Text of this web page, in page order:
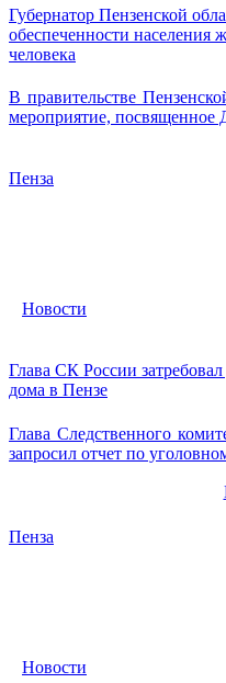
Губернатор Пензенской
обеспеченности населения
человека
В правительстве
мероприятие, посвященное
Пенза
Новости
Глава СК России
дома в Пензе
Глава Следственного
запросил отчет по
Пенза
Новости